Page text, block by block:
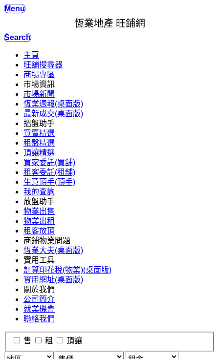
Menu
恆業地產 旺鋪網
Search
主頁
旺舖搜尋器
商場專區
市場資訊
市場新聞
恆業週報(桌面版)
最新成交(桌面版)
搵盤助手
買賣精選
租盤精選
頂讓精選
買家委託(買舖)
租客委託(租舖)
生意頂手(頂手)
我的查詢
放盤助手
物業出售
物業出租
租客放頂
商鋪物業問題
恆業大夫(桌面版)
實用工具
計算印花稅(物業)(桌面版)
實用網址(桌面版)
關於我們
公司簡介
就業機會
聯絡我們
售 租 頂讓